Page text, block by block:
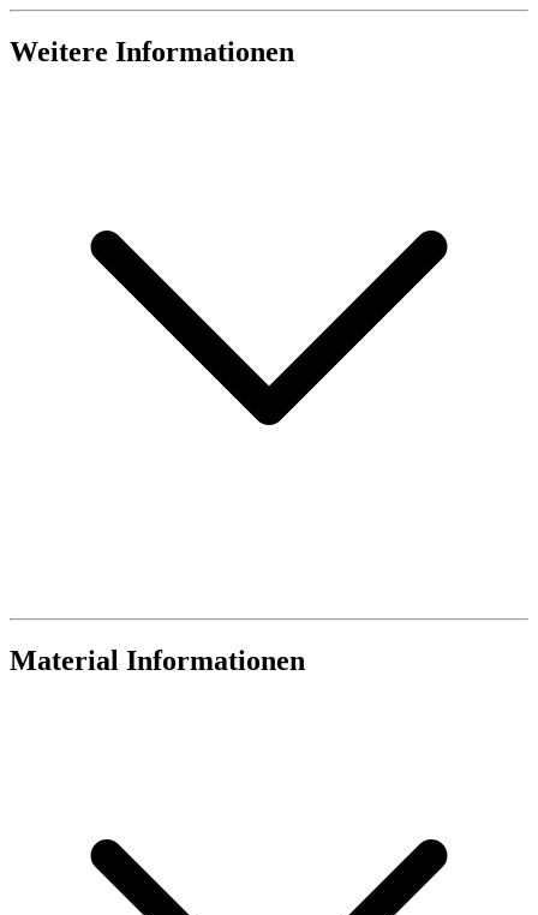
Weitere Informationen
Material Informationen